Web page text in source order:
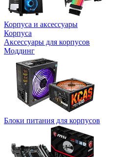
Корпуса и аксессуары
Корпуса
Аксессуары для корпусов
Моддинг
Блоки питания для корпусов